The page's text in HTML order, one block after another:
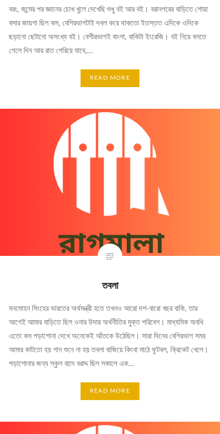
বরং, জন্মের পর জ্ঞানের চোখ খুলে দেখেছি শুধু বই আর বই। বরানগরের বাড়িতে শোয়া
বসার জায়গা ছিল কম, বেশিরভাগটাই দখল করে থাকতো ইতস্তত এদিকে ওদিকে
ছড়ানো ছেটানো অসংখ্য বই। বেশীরভাগই বাংলা, বাকিটা ইংরেজি। বই নিয়ে বলতে
গেলে দিন আর রাত পেরিয়ে যাবে,…
READ MORE
তবলা
মনমোহন সিংহের ভারতের অর্থমন্ত্রী হতে তখনও আরো দশ-বারো বছর বাকি, তার
আগেই আমার বাড়িতে ছিল ওনার উদার অর্থনীতির মুক্ত পরিবেশ। মাধ্যমিক অবধি
এতো কম পড়াশোনা দেখে অনেকেই আঁতকে উঠেছিল। সারা দিনের বেশিরভাগ সময়
আমার কাটতো হয় গান শুনে না হয় তবলা বাজিয়ে কিংবা মাঠে ফুটবল, ক্রিকেট খেলে।
পড়াশোনার জন্য স্কুল বাদে বরাদ্দ ছিল সকালে এক…
READ MORE